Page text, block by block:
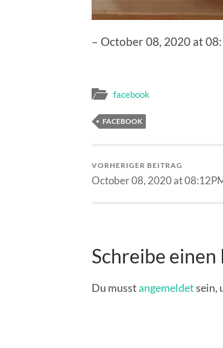
– October 08, 2020 at
facebook
FACEBOOK
VORHERIGER BEITRAG
October 08, 2020 at
Schreibe
Du musstangemeldetsein,